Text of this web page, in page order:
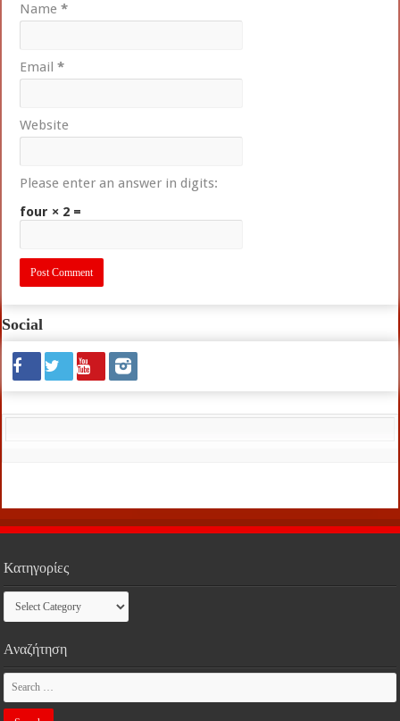
Name*
Email*
Website
Please enter an answer in digits:
four × 2 =
Social
Κατηγορίες
Κατηγορίες
Αναζήτηση